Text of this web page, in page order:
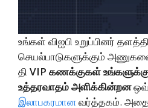
உங்கள் விஐபி உறுப்பினர்
செயல்பாடுகளுக்கும்
தி VIP கணக்குகள்
உத்தரவாதம் அளிக்கின்றன
இலாபகரமானவர்த்தகம்.